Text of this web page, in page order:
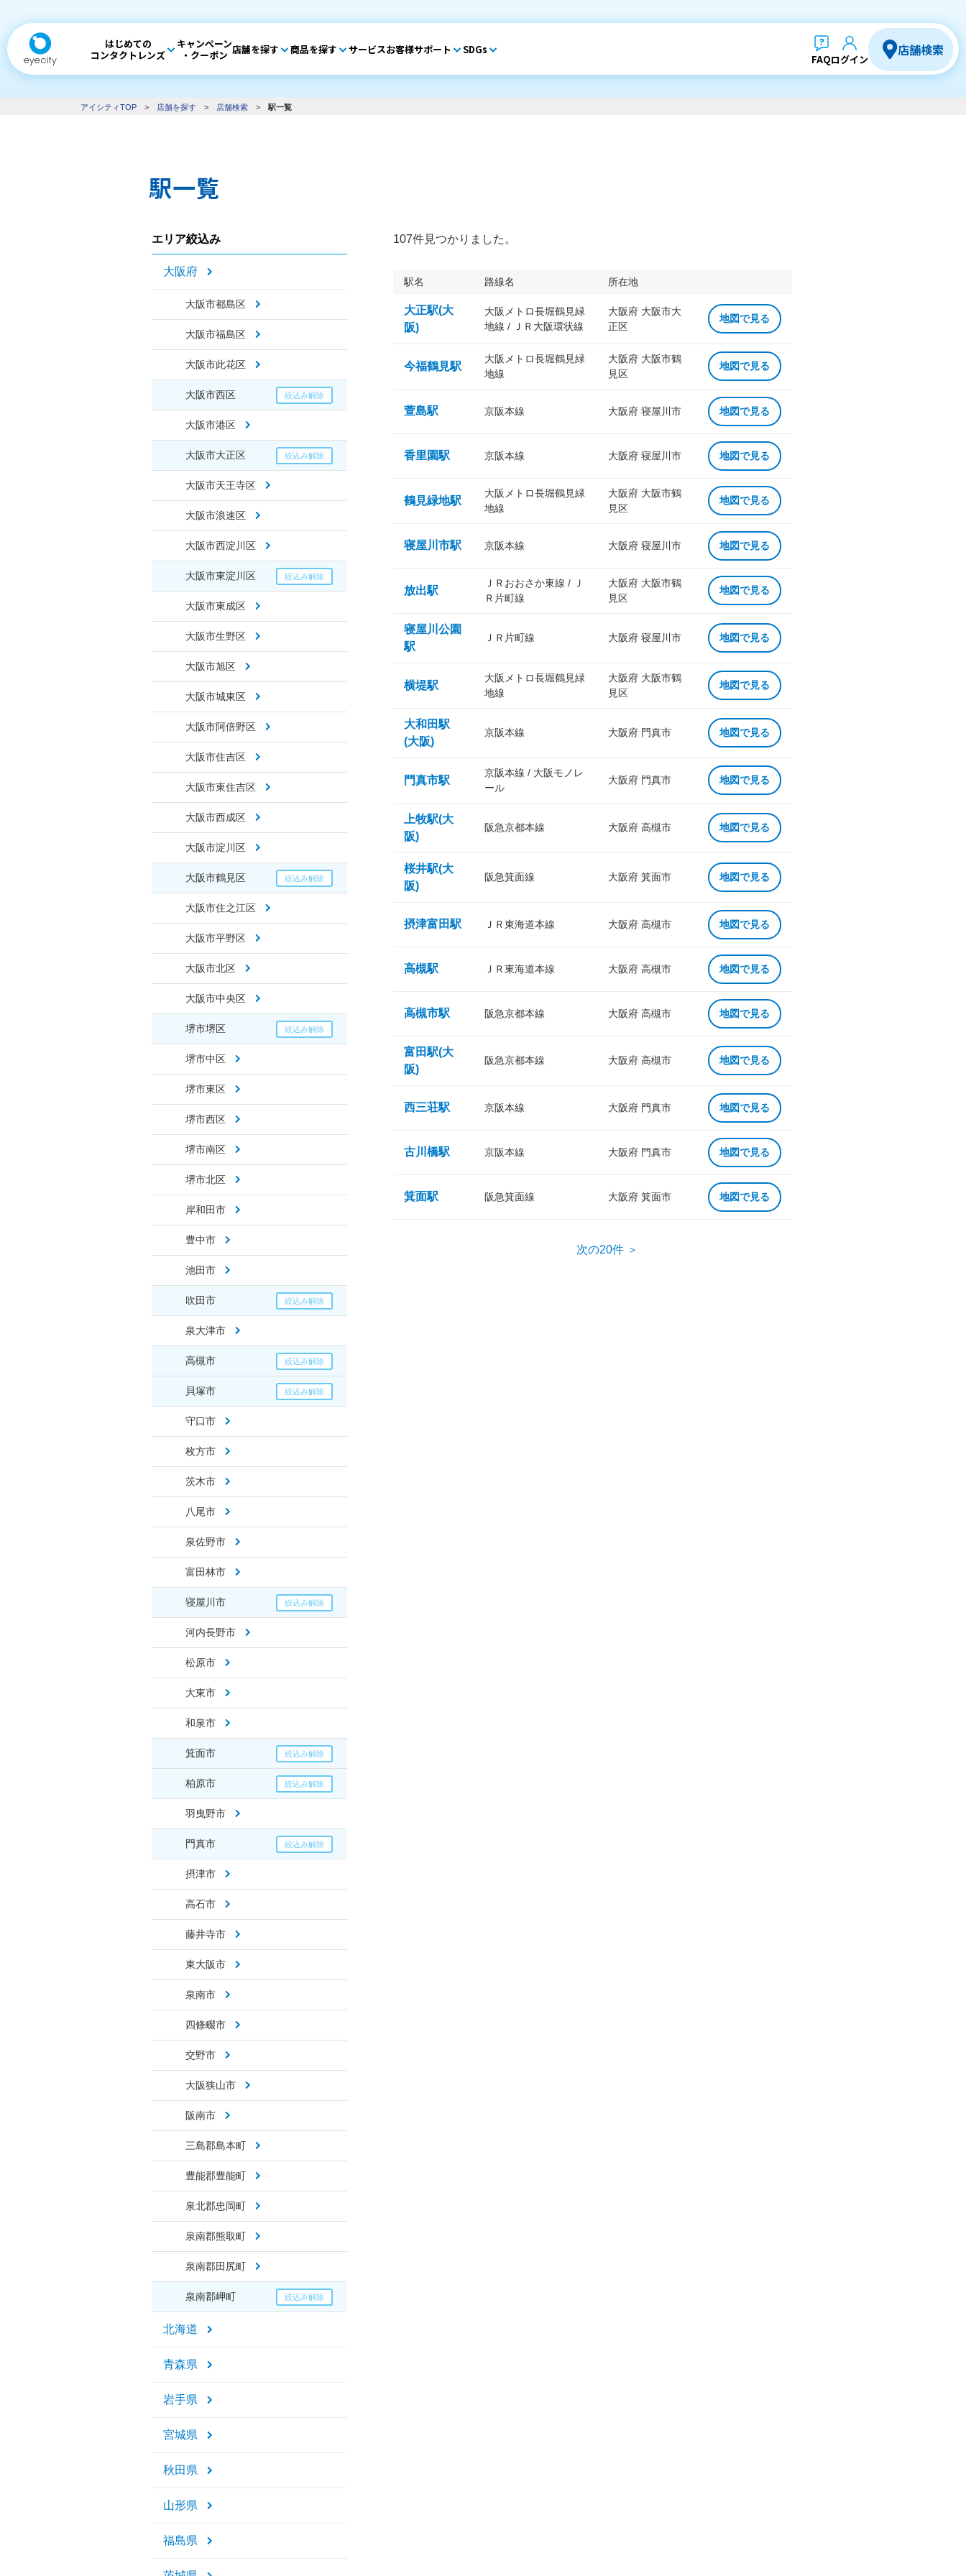
はじめての
コンタクトレンズ
キャンペーン
・クーポン 店舗を探す 商品を探す サービスお客様サポート SDGs
FAQログイン
店舗検索
アイシティTOP > 店舗を探す > 店舗検索 > 駅一覧
駅一覧
エリア絞込み
大阪府
大阪市都島区
大阪市福島区
大阪市此花区
大阪市西区
大阪市港区
大阪市大正区
大阪市天王寺区
大阪市浪速区
大阪市西淀川区
大阪市東淀川区
大阪市東成区
大阪市生野区
大阪市旭区
大阪市城東区
大阪市阿倍野区
大阪市住吉区
大阪市東住吉区
大阪市西成区
大阪市淀川区
大阪市鶴見区
大阪市住之江区
大阪市平野区
大阪市北区
大阪市中央区
堺市堺区
堺市中区
堺市東区
堺市西区
堺市南区
堺市北区
岸和田市
豊中市
池田市
吹田市
泉大津市
高槻市
貝塚市
守口市
枚方市
茨木市
八尾市
泉佐野市
富田林市
寝屋川市
河内長野市
松原市
大東市
和泉市
箕面市
柏原市
羽曳野市
門真市
摂津市
高石市
藤井寺市
東大阪市
泉南市
四條畷市
交野市
大阪狭山市
阪南市
三島郡島本町
豊能郡豊能町
泉北郡忠岡町
泉南郡熊取町
泉南郡田尻町
泉南郡岬町
北海道
青森県
岩手県
宮城県
秋田県
山形県
福島県
107件見つかりました。
駅名 路線名 所在地
大正駅(大
阪)
大阪メトロ長堀鶴見緑
地線 / ＪＲ大阪環状線
大阪府 大阪市大
正区
地図で見る
今福鶴見駅
大阪メトロ長堀鶴見緑
地線
大阪府 大阪市鶴
見区
地図で見る
萱島駅 京阪本線 大阪府 寝屋川市 地図で見る
香里園駅 京阪本線 大阪府 寝屋川市 地図で見る
鶴見緑地駅
大阪メトロ長堀鶴見緑
地線
大阪府 大阪市鶴
見区
地図で見る
寝屋川市駅 京阪本線 大阪府 寝屋川市 地図で見る
放出駅
ＪＲおおさか東線 / Ｊ
Ｒ片町線
大阪府 大阪市鶴
見区
地図で見る
寝屋川公園
駅
ＪＲ片町線 大阪府 寝屋川市 地図で見る
横堤駅
大阪メトロ長堀鶴見緑
地線
大阪府 大阪市鶴
見区
地図で見る
大和田駅
(大阪)
京阪本線 大阪府 門真市 地図で見る
門真市駅
京阪本線 / 大阪モノレ
ール
大阪府 門真市 地図で見る
上牧駅(大
阪)
阪急京都本線 大阪府 高槻市 地図で見る
桜井駅(大
阪)
阪急箕面線 大阪府 箕面市 地図で見る
摂津富田駅 ＪＲ東海道本線 大阪府 高槻市 地図で見る
高槻駅 ＪＲ東海道本線 大阪府 高槻市 地図で見る
高槻市駅 阪急京都本線 大阪府 高槻市 地図で見る
富田駅(大
阪)
阪急京都本線 大阪府 高槻市 地図で見る
西三荘駅 京阪本線 大阪府 門真市 地図で見る
古川橋駅 京阪本線 大阪府 門真市 地図で見る
箕面駅 阪急箕面線 大阪府 箕面市 地図で見る
次の20件 ＞